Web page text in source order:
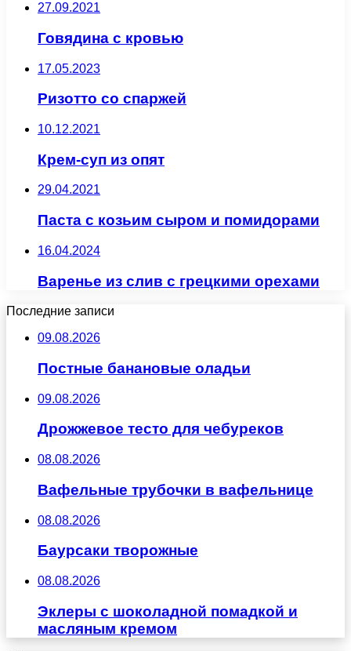
27.09.2021
Говядина с кровью
17.05.2023
Ризотто со спаржей
10.12.2021
Крем-суп из опят
29.04.2021
Паста с козьим сыром и помидорами
16.04.2024
Варенье из слив с грецкими орехами
Последние записи
09.08.2026
Постные банановые оладьи
09.08.2026
Дрожжевое тесто для чебуреков
08.08.2026
Вафельные трубочки в вафельнице
08.08.2026
Баурсаки творожные
08.08.2026
Эклеры с шоколадной помадкой и
масляным кремом